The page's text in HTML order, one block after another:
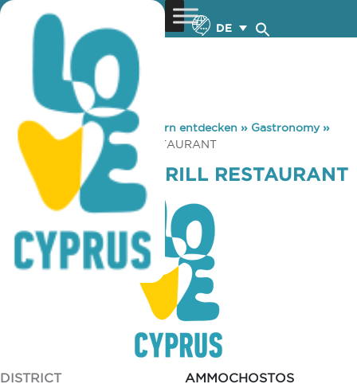
DE
You are here: Home »Zypern entdecken » Gastronomy»
MOJITO BAR & GRILL RESTAURANT
MOJITO BAR & GRILL RESTAURANT
DISTRICT
AMMOCHOSTOS